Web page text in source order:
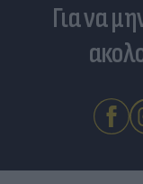
Για να